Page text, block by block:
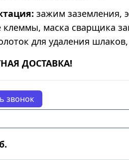
зажим заземления,
маска сварщика
для удаления
ДОСТАВКА!
звонок